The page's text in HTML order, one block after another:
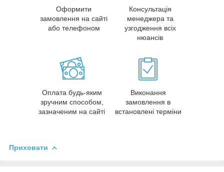
Оформити
замовлення на сайті
або телефоном
Консультація
менеджера та
узгодження всіх
нюансів
Оплата будь-яким
зручним способом,
зазначеним на сайті
Виконання
замовлення в
встановлені терміни
Приховати